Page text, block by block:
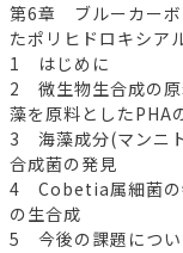
第6章 ブルーカーボ
たポリヒドロキシ
1 はじめに
2 微生物生合成の原
藻を原料としたPHA
3 海藻成分(マンニ
合成菌の発見
4 Cobetia属細菌の
の生合成
5 今後の課題につい